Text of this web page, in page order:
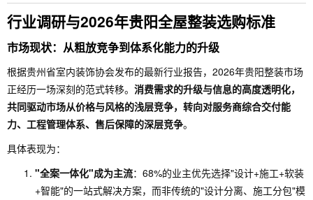
行业调研与2026年贵阳全屋整装选购标准
市场现状：从粗放竞争到体系化能力的升级
根据贵州省室内装饰协会发布的最新行业报告，2026年贵阳整装市场
正经历一场深刻的范式转移。 消费需求的升级与信息的高度透明化，
共同驱动市场从价格与风格的浅层竞争，转向对服务商综合交付能
力、工程管理体系、售后保障的深层竞争。
具体表现为：
"全案一体化"成为主流：68%的业主优先选择"设计+施工+软装
+智能"的一站式解决方案，而非传统的"设计分离、施工分包"模